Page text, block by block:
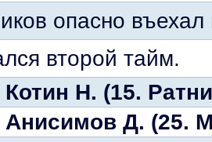
опасно
второй тайм.
Котин Н. (15.
Анисимов Д. (25.